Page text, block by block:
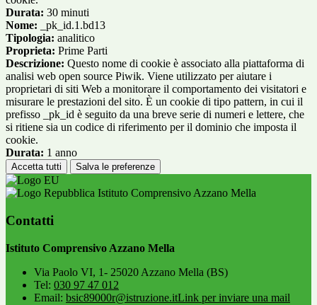
Durata: 30 minuti
Nome: _pk_id.1.bd13
Tipologia: analitico
Proprieta: Prime Parti
Descrizione: Questo nome di cookie è associato alla piattaforma di
analisi web open source Piwik. Viene utilizzato per aiutare i
proprietari di siti Web a monitorare il comportamento dei visitatori e
misurare le prestazioni del sito. È un cookie di tipo pattern, in cui il
prefisso _pk_id è seguito da una breve serie di numeri e lettere, che
si ritiene sia un codice di riferimento per il dominio che imposta il
cookie.
Durata: 1 anno
Accetta tutti Salva le preferenze
Istituto Comprensivo Azzano Mella
Contatti
Istituto Comprensivo Azzano Mella
Via Paolo VI, 1- 25020 Azzano Mella (BS)
Tel: 030 97 47 012
Email: bsic89000r@istruzione.itLink per inviare una mail